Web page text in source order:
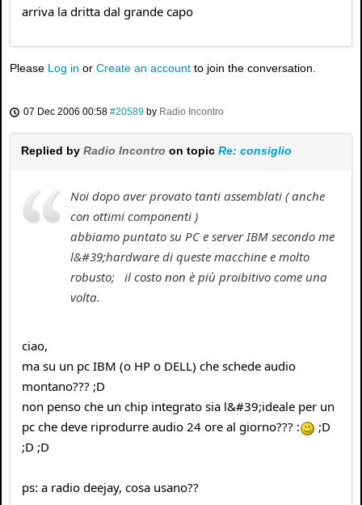
arriva la dritta dal grande capo
Please Log in or Create an account to join the conversation.
07 Dec 2006 00:58 #20589 by Radio Incontro
Replied by Radio Incontro on topic Re: consiglio
Noi dopo aver provato tanti assemblati ( anche
con ottimi componenti )
abbiamo puntato su PC e server IBM secondo me
l&#39;hardware di queste macchine e molto
robusto; il costo non è più proibitivo come una
volta.
ciao,
ma su un pc IBM (o HP o DELL) che schede audio
montano??? ;D
non penso che un chip integrato sia l&#39;ideale per un
pc che deve riprodurre audio 24 ore al giorno??? :
;D
;D ;D
ps: a radio deejay, cosa usano??